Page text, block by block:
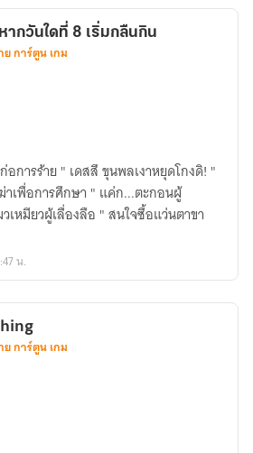
ากวันใดที่ 8 เริ่มกลืนกิน
การ์ตูน เกม
การร้าย " เดสสึ ขุนพลเงาหยุดโกงดิ! "
เพื่อการศึกษา " แค่ก...ตะกอนผู้
เหมียวผู้เลื่องลือ " สนใจซื้อแว่นตาขา
น.
การ์ตูน เกม